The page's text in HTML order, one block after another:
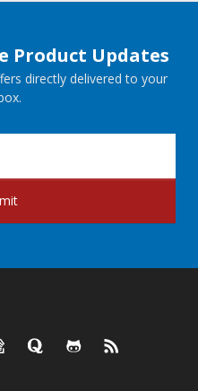
Product Updates
directly delivered to your